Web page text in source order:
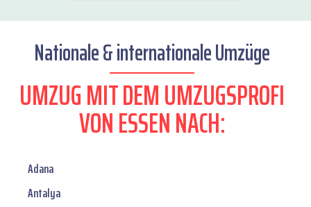
Nationale & internationale Umzüge
UMZUG MIT DEM UMZUGSPROFI
VON ESSEN NACH:
Adana
Antalya